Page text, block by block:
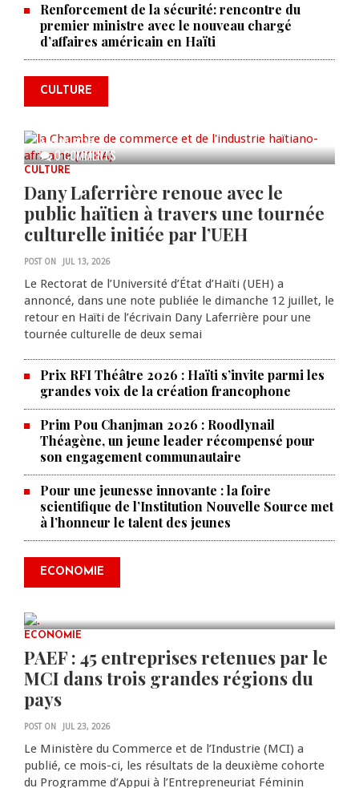
Renforcement de la sécurité: rencontre du
premier ministre avec le nouveau chargé
d’affaires américain en Haïti
CULTURE
0 COMMENTS
La Chambre de commerce et de
l'industrie haïtiano-africaine
annonce des activités pour
commémorer le 235e
anniversaire de la cérémonie du
AUG 05, 2026
CULTURE
Dany Laferrière renoue avec le
public haïtien à travers une tournée
culturelle initiée par l’UEH
POST ON JUL 13, 2026
Le Rectorat de l’Université d’État d’Haïti (UEH) a
annoncé, dans une note publiée le dimanche 12 juillet, le
retour en Haïti de l’écrivain Dany Laferrière pour une
tournée culturelle de deux semai
Prix RFI Théâtre 2026 : Haïti s’invite parmi les
grandes voix de la création francophone
Prim Pou Chanjman 2026 : Roodlynail
Théagène, un jeune leader récompensé pour
son engagement communautaire
Pour une jeunesse innovante : la foire
scientifique de l’Institution Nouvelle Source met
à l’honneur le talent des jeunes
ECONOMIE
0 COMMENTS
Produire le savoir pour
transformer Haïti : BRH lance la
2ᵉ édition de ses Journées
scientifiques
ECONOMIE
PAEF : 45 entreprises retenues par le
MCI dans trois grandes régions du
pays
POST ON JUL 23, 2026
Le Ministère du Commerce et de l’Industrie (MCI) a
publié, ce mois-ci, les résultats de la deuxième cohorte
du Programme d’Appui à l’Entrepreneuriat Féminin